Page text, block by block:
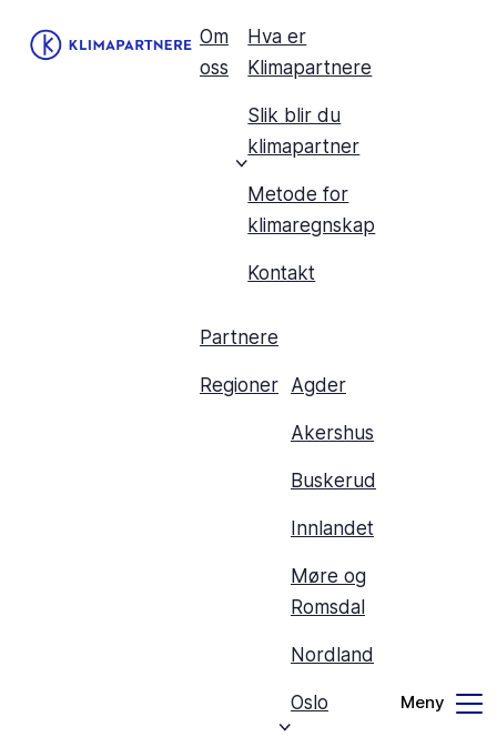
Om
oss
Hva er
Klimapartnere
Slik blir du
klimapartner
Metode for
klimaregnskap
Kontakt
Partnere
Regioner Agder
Akershus
Buskerud
Innlandet
Møre og
Romsdal
Nordland
Oslo